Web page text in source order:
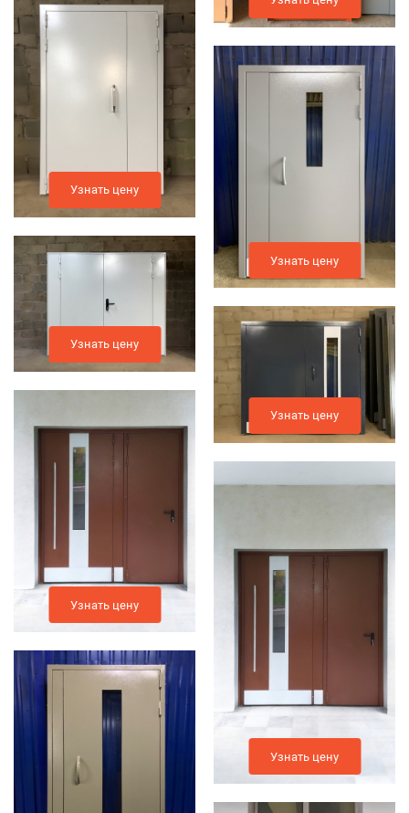
Узнать цену
Узнать цену
Узнать цену
Узнать цену
Узнать цену
Узнать цену